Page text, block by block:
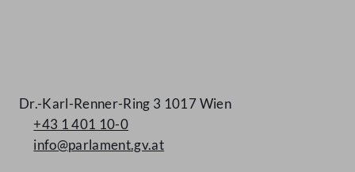
Dr.-Karl-Renner-Ring 3 1017 Wien
+43 1 401 10-0
info@parlament.gv.at